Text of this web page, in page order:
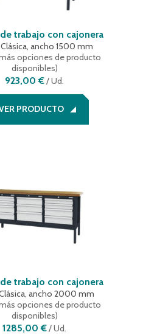
trabajo con cajonera
ancho 1500 mm
opciones de producto
disponibles)
923,00 €/Ud.
PRODUCTO
trabajo con cajonera
ancho 2000 mm
opciones de producto
disponibles)
1285,00 €/Ud.